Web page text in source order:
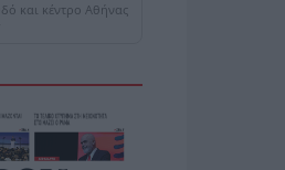
και κέντρο Αθήνας